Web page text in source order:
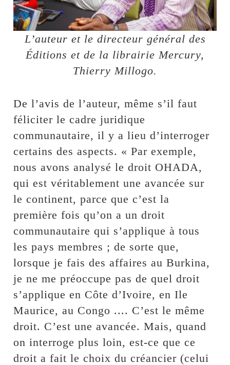
L’auteur et le directeur général des
Éditions et de la librairie Mercury,
Thierry Millogo.
De l’avis de l’auteur, même s’il faut
féliciter le cadre juridique
communautaire, il y a lieu d’interroger
certains des aspects. « Par exemple,
nous avons analysé le droit OHADA,
qui est véritablement une avancée sur
le continent, parce que c’est la
première fois qu’on a un droit
communautaire qui s’applique à tous
les pays membres ; de sorte que,
lorsque je fais des affaires au Burkina,
je ne me préoccupe pas de quel droit
s’applique en Côte d’Ivoire, en Ile
Maurice, au Congo .... C’est le même
droit. C’est une avancée. Mais, quand
on interroge plus loin, est-ce que ce
droit a fait le choix du créancier (celui